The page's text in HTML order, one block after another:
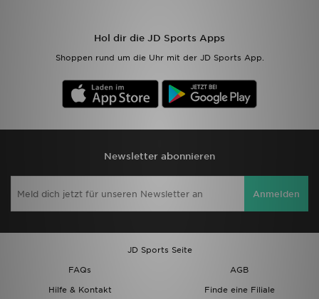
Hol dir die JD Sports Apps
Shoppen rund um die Uhr mit der JD Sports App.
Newsletter abonnieren
Anmelden
JD Sports Seite
FAQs
AGB
Hilfe & Kontakt
Finde eine Filiale
Filialfinder
Hilfe & Kontakt